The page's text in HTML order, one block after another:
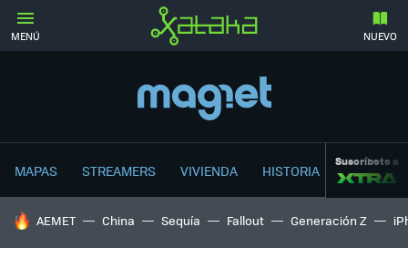
MENÚ NUEVO
MAPAS STREAMERS VIVIENDA HISTORIA Suscríbete a
HOY SE HABLA DE
AEMET China Sequía Fallout Generación Z